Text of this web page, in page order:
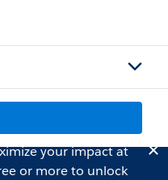
your impact at
or more to unlock